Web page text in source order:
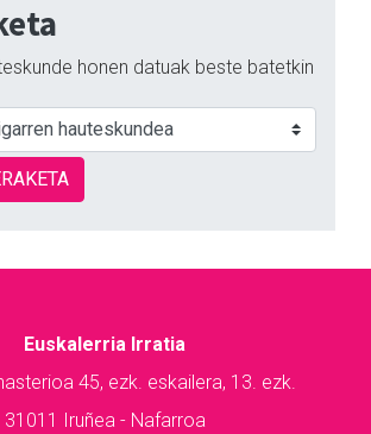
honen datuak beste batetkin
Euskalerria Irratia
45, ezk. eskailera, 13. ezk.
31011 Iruñea - Nafarroa